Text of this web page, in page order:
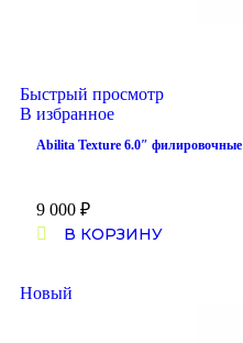
Быстрый просмотр
В избранное
Abilita Texture 6.0″ филировочные
9 000 ₽
В КОРЗИНУ
Новый